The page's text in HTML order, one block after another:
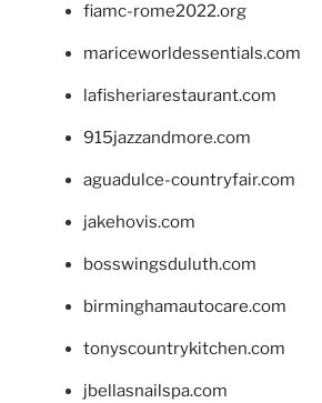
fiamc-rome2022.org
mariceworldessentials.com
lafisheriarestaurant.com
915jazzandmore.com
aguadulce-countryfair.com
jakehovis.com
bosswingsduluth.com
birminghamautocare.com
tonyscountrykitchen.com
jbellasnailspa.com